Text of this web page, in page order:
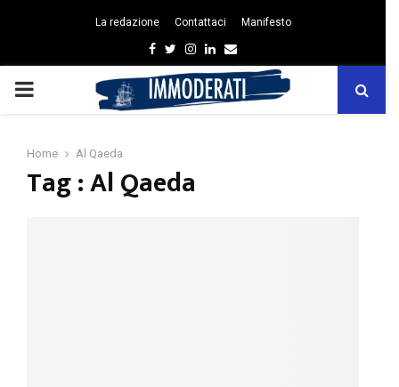
La redazione Contattaci Manifesto
Facebook
Twitter
Instagram
Linkedin
Email
PRIMARY
Home Al Qaeda
Tag : Al Qaeda